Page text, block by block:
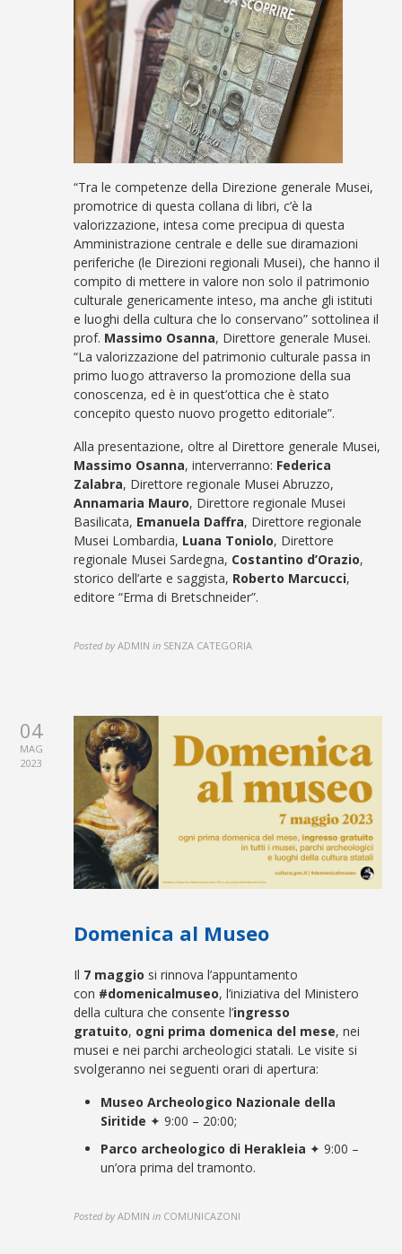
“Tra le competenze della Direzione generale Musei,
promotrice di questa collana di libri, c’è la
valorizzazione, intesa come precipua di questa
Amministrazione centrale e delle sue diramazioni
periferiche (le Direzioni regionali Musei), che hanno il
compito di mettere in valore non solo il patrimonio
culturale genericamente inteso, ma anche gli istituti
e luoghi della cultura che lo conservano” sottolinea il
prof. Massimo Osanna, Direttore generale Musei.
“La valorizzazione del patrimonio culturale passa in
primo luogo attraverso la promozione della sua
conoscenza, ed è in quest’ottica che è stato
concepito questo nuovo progetto editoriale”.
Alla presentazione, oltre al Direttore generale Musei,
Massimo Osanna, interverranno: Federica
Zalabra, Direttore regionale Musei Abruzzo,
Annamaria Mauro, Direttore regionale Musei
Basilicata, Emanuela Daffra, Direttore regionale
Musei Lombardia, Luana Toniolo, Direttore
regionale Musei Sardegna, Costantino d’Orazio,
storico dell’arte e saggista, Roberto Marcucci,
editore “Erma di Bretschneider”.
Posted by ADMIN in SENZA CATEGORIA
04
MAG
2023
Domenica al Museo
Il 7 maggio si rinnova l’appuntamento
con #domenicalmuseo, l’iniziativa del Ministero
della cultura che consente l’ingresso
gratuito, ogni prima domenica del mese, nei
musei e nei parchi archeologici statali. Le visite si
svolgeranno nei seguenti orari di apertura:
Museo Archeologico Nazionale della
Siritide ✦ 9:00 – 20:00;
Parco archeologico di Herakleia ✦ 9:00 –
un’ora prima del tramonto.
Posted by ADMIN in COMUNICAZONI